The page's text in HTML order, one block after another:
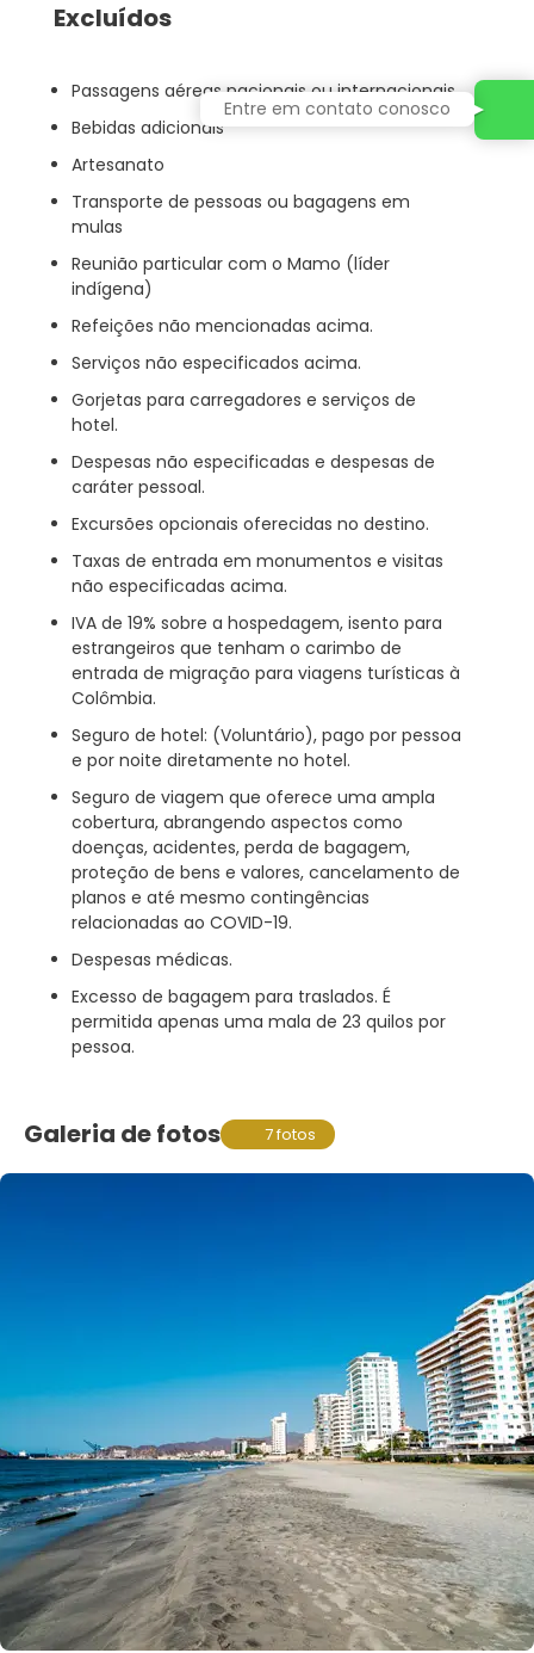
Excluídos
Passagens aéreas nacionais ou internacionais.
Bebidas adicionais
Artesanato
Transporte de pessoas ou bagagens em
mulas
Reunião particular com o Mamo (líder
indígena)
Refeições não mencionadas acima.
Serviços não especificados acima.
Gorjetas para carregadores e serviços de
hotel.
Despesas não especificadas e despesas de
caráter pessoal.
Excursões opcionais oferecidas no destino.
Taxas de entrada em monumentos e visitas
não especificadas acima.
IVA de 19% sobre a hospedagem, isento para
estrangeiros que tenham o carimbo de
entrada de migração para viagens turísticas à
Colômbia.
Seguro de hotel: (Voluntário), pago por pessoa
e por noite diretamente no hotel.
Seguro de viagem que oferece uma ampla
cobertura, abrangendo aspectos como
doenças, acidentes, perda de bagagem,
proteção de bens e valores, cancelamento de
planos e até mesmo contingências
relacionadas ao COVID-19.
Despesas médicas.
Excesso de bagagem para traslados. É
permitida apenas uma mala de 23 quilos por
pessoa.
Galeria de fotos 7 fotos
Entre em contato conosco